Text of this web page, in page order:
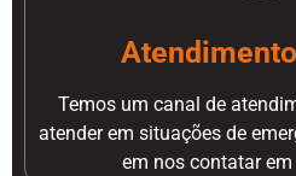
Temos um canal de
atender em situações de
em nos contatar